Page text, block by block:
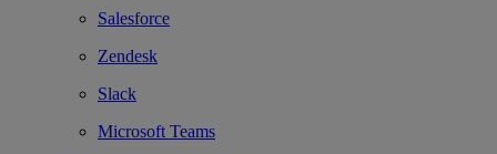
Salesforce
Zendesk
Slack
Microsoft Teams